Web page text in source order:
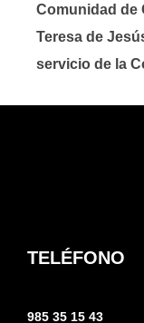
Comunidad de
Teresa de
servicio de la
TELÉFONO
985 35 15 43